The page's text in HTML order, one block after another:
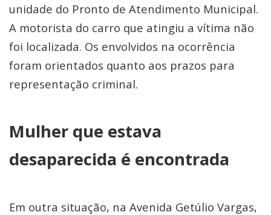
unidade do Pronto de Atendimento Municipal.
A motorista do carro que atingiu a vítima não
foi localizada. Os envolvidos na ocorrência
foram orientados quanto aos prazos para
representação criminal.
Mulher que estava
desaparecida é encontrada
Em outra situação, na Avenida Getúlio Vargas,